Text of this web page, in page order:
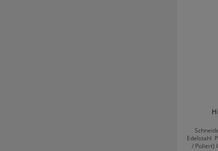
Schneideschere
Edelstahl Polierte Oberfläche (Violett / Schwarz
/ Poliert) Offset Design Hohlschliff (konvex) /